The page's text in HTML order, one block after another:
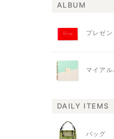
ALBUM
プレゼ
マイアル
DAILY ITEMS
バッグ